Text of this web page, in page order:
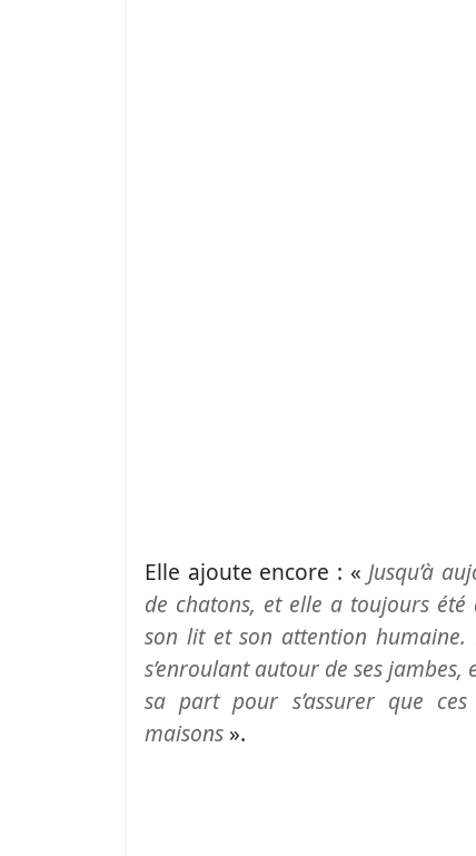
Elle ajoute encore : « Jusqu’à
de chatons, et elle a toujours été
son lit et son attention
s’enroulant autour de ses
sa part pour s’assurer que
maisons ».